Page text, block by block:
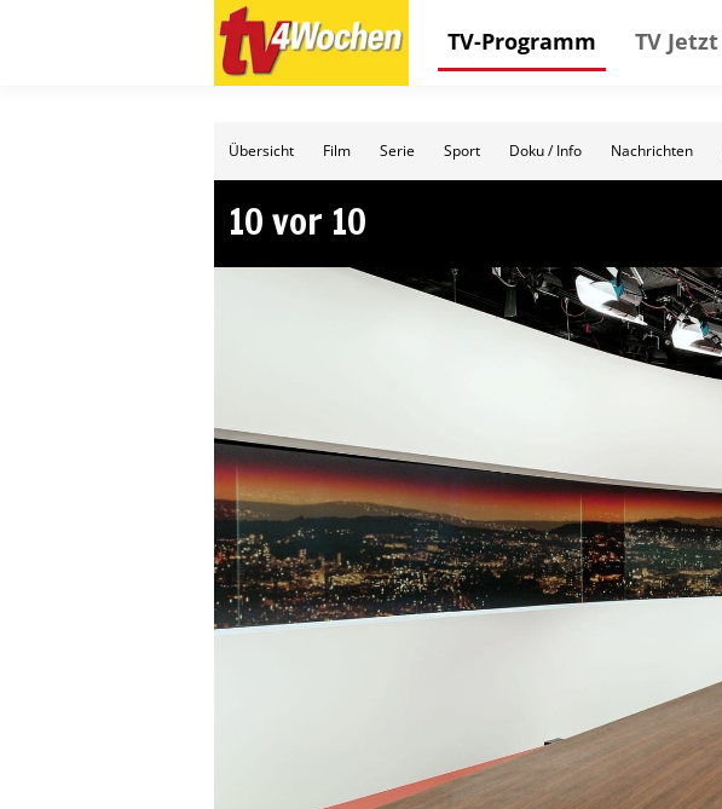
TV-Programm TV Jetzt
Übersicht Film Serie Sport Doku / Info Nachrichten
10 vor 10